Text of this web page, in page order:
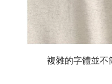
複雜的字體並不